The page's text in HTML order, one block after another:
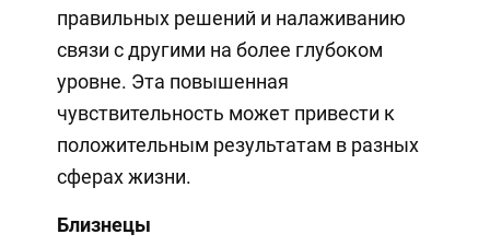
правильных решений и налаживанию
связи с другими на более глубоком
уровне. Эта повышенная
чувствительность может привести к
положительным результатам в разных
сферах жизни.
Близнецы